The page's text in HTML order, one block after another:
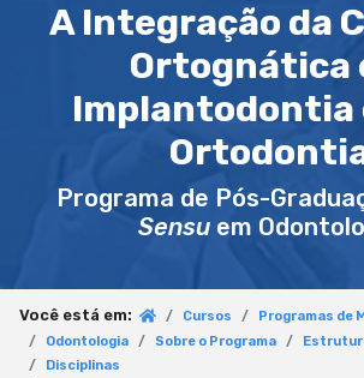
A Integração da
Ortognática
Implantodontia
Programa de Pós-
Sensu em
Você está em: Cursos
Programas de
Odontologia
Sobre o Programa
Disciplinas